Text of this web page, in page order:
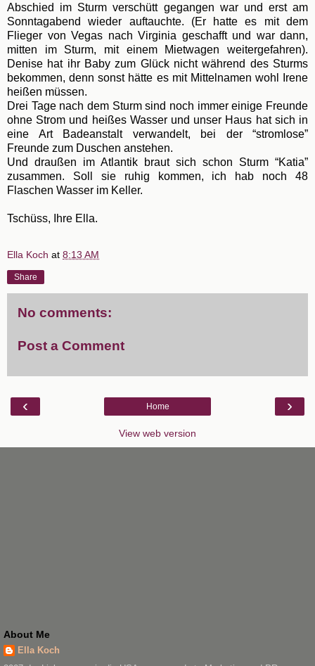
Abschied im Sturm verschütt gegangen war und erst am
Sonntagabend wieder auftauchte. (Er hatte es mit dem
Flieger von Vegas nach Virginia geschafft und war dann,
mitten im Sturm, mit einem Mietwagen weitergefahren).
Denise hat ihr Baby zum Glück nicht während des Sturms
bekommen, denn sonst hätte es mit Mittelnamen wohl Irene
heißen müssen.
Drei Tage nach dem Sturm sind noch immer einige Freunde
ohne Strom und heißes Wasser und unser Haus hat sich in
eine Art Badeanstalt verwandelt, bei der “stromlose”
Freunde zum Duschen anstehen.
Und draußen im Atlantik braut sich schon Sturm “Katia”
zusammen. Soll sie ruhig kommen, ich hab noch 48
Flaschen Wasser im Keller.
Tschüss, Ihre Ella.
Ella Koch at 8:13 AM
Share
No comments:
Post a Comment
‹ ›
Home
View web version
About Me
Ella Koch